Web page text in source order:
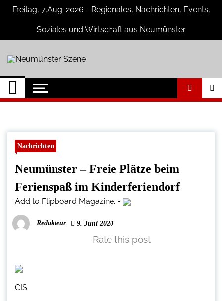
SkipFreitag, 7,Aug. 2026 - Regionales, Nachrichten, Events,
Soziales und Wirtschaft aus Neumünster
Neumünster Szene
Neuigkeiten und Nachrichten aus
Neumünster und Umgebung
Nachrichten
Neumünster – Freie Plätze beim
Ferienspaß im Kinderferiendorf
Add to Flipboard Magazine. -
Redakteur 9. Juni 2020
Rate this post
CIS